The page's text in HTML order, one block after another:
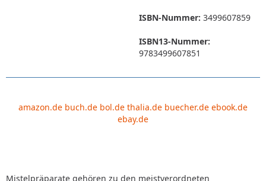
ISBN-Nummer: 3499607859
ISBN13-Nummer:
9783499607851
amazon.de buch.de bol.de thalia.de buecher.de ebook.de
ebay.de
Mistelpräparate gehören zu den meistverordneten